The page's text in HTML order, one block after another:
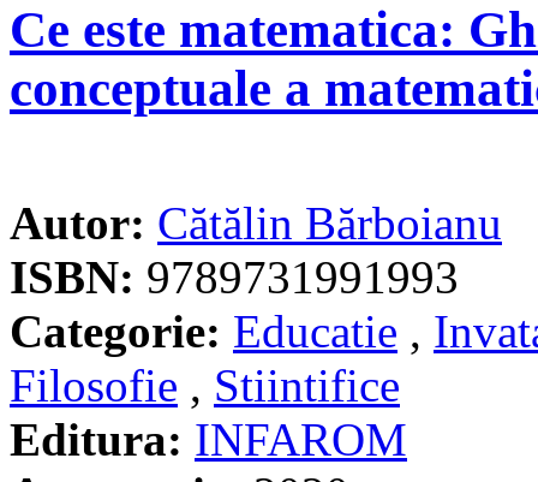
Ce este matematica:
conceptuale a
Autor: Cătălin Bărboianu
ISBN: 9789731991993
Categorie: Educatie ,
Filosofie , Stiintifice
Editura: INFAROM